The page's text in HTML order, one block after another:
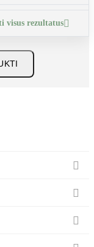
visus rezultatus


